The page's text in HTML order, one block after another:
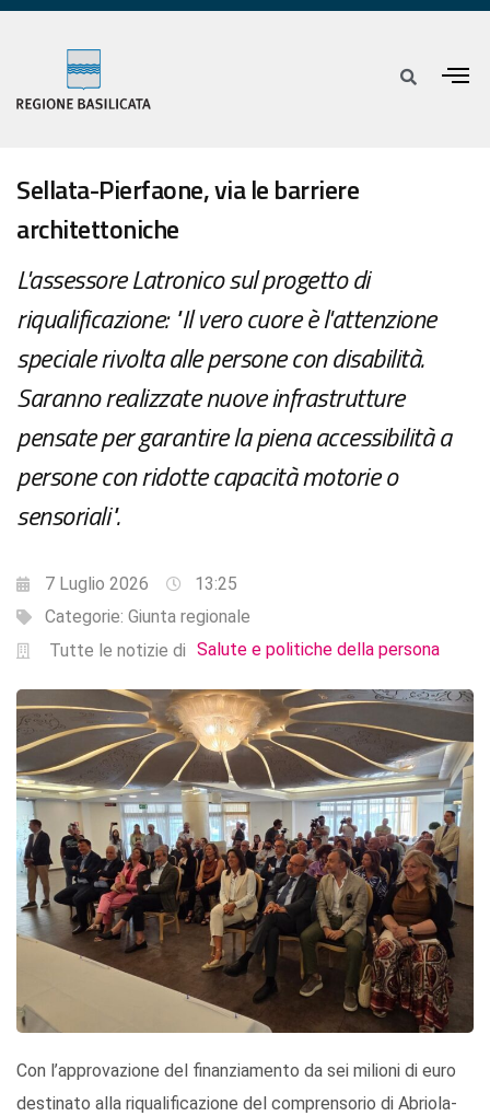
Sellata-Pierfaone, via le barriere
architettoniche
L'assessore Latronico sul progetto di
riqualificazione: "Il vero cuore è l'attenzione
speciale rivolta alle persone con disabilità.
Saranno realizzate nuove infrastrutture
pensate per garantire la piena accessibilità a
persone con ridotte capacità motorie o
sensoriali".
7 Luglio 2026
13:25
Categorie: Giunta regionale
Tutte le notizie di Salute e politiche della persona
Con l’approvazione del finanziamento da sei milioni di euro
destinato alla riqualificazione del comprensorio di Abriola-